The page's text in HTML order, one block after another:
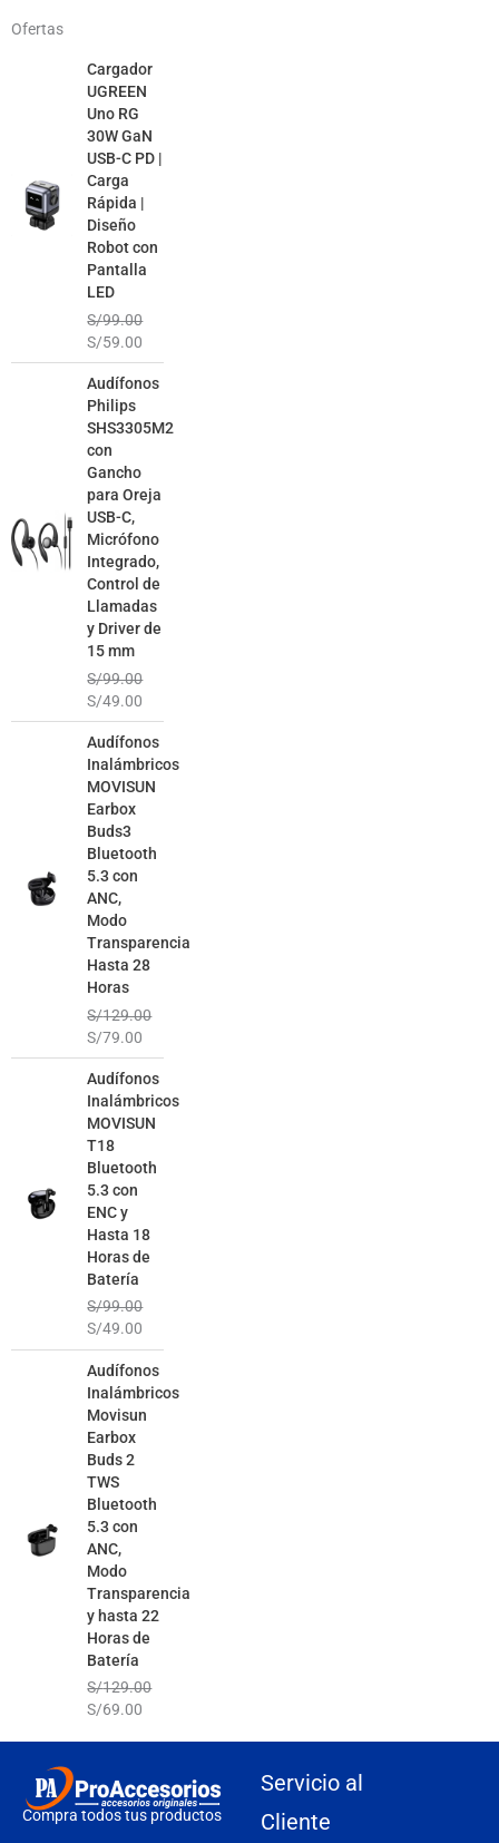
Ofertas
Cargador
UGREEN
Uno RG
30W GaN
USB-C PD |
Carga
Rápida |
Diseño
Robot con
Pantalla
LED
S/99.00
precio
S/59.00
Audífonos
Philips
SHS3305M2
con
Gancho
para Oreja
USB-C,
Micrófono
Integrado,
Control de
Llamadas
y Driver de
15 mm
S/99.00
precio
original
S/99.00.
S/49.00
Audífonos
Inalámbricos
MOVISUN
Earbox
Buds3
Bluetooth
5.3 con
ANC,
Modo
Transparencia
Hasta 28
Horas
S/129.00
precio
era:
S/129.00.
S/79.00
precio
Audífonos
Inalámbricos
MOVISUN
T18
Bluetooth
5.3 con
ENC y
Hasta 18
Horas de
Batería
S/99.00
precio
S/99.00.
S/49.00
precio
S/49.00.
Audífonos
Inalámbricos
Movisun
Earbox
Buds 2
TWS
Bluetooth
5.3 con
ANC,
Modo
Transparencia
y hasta 22
Horas de
Batería
S/129.00
precio
original
era:
S/129.00.
S/69.00
precio
Compra todos tus productos
Servicio al
Cliente